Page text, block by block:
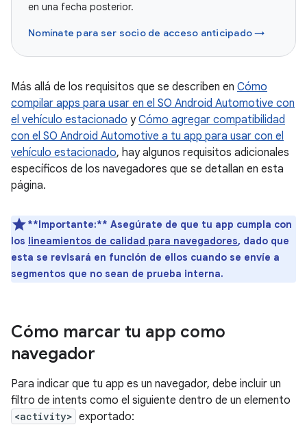
en una fecha posterior.
Nomínate para ser socio de acceso anticipado →
Más allá de los requisitos que se describen en Cómo
compilar apps para usar en el SO Android Automotive con
el vehículo estacionado yCómo agregar compatibilidad
con el SO Android Automotive a tu app para usar con el
vehículo estacionado, hay algunos requisitos adicionales
específicos de los navegadores que se detallan en esta
página.
**Importante:** Asegúrate de que tu app cumpla con
los lineamientos de calidad para navegadores, dado que
esta se revisará en función de ellos cuando se envíe a
segmentos que no sean de prueba interna.
Cómo marcar tu app como
navegador
Para indicar que tu app es un navegador, debe incluir un
filtro de intents como el siguiente dentro de un elemento
<activity> exportado: